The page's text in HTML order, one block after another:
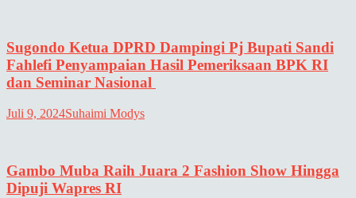
Sugondo Ketua DPRD Dampingi Pj Bupati Sandi
Fahlefi Penyampaian Hasil Pemeriksaan BPK RI
dan Seminar Nasional
Juli 9, 2024Suhaimi Modys
Gambo Muba Raih Juara 2 Fashion Show Hingga
Dipuji Wapres RI